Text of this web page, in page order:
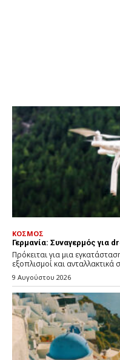
ΚΟΣΜΟΣ
Γερμανία: Συναγερμός για
Πρόκειται για μια
εξοπλισμοί και ανταλλακτικά
9 Αυγούστου 2026